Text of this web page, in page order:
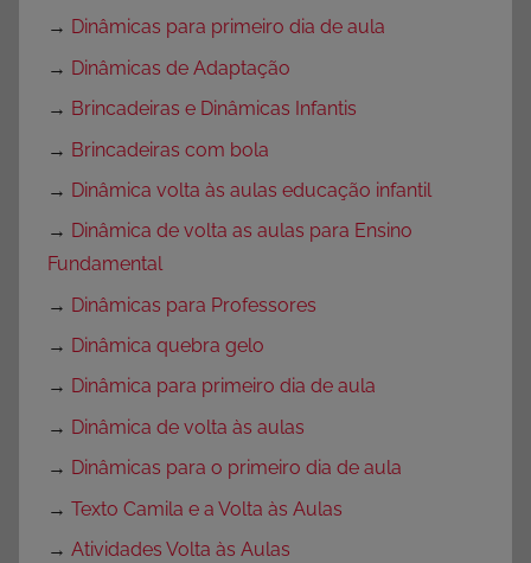
→ Dinâmicas para primeiro dia de aula
→ Dinâmicas de Adaptação
→ Brincadeiras e Dinâmicas Infantis
→ Brincadeiras com bola
→ Dinâmica volta às aulas educação infantil
→ Dinâmica de volta as aulas para Ensino
Fundamental
→ Dinâmicas para Professores
→ Dinâmica quebra gelo
→ Dinâmica para primeiro dia de aula
→ Dinâmica de volta às aulas
→ Dinâmicas para o primeiro dia de aula
→ Texto Camila e a Volta às Aulas
→ Atividades Volta às Aulas